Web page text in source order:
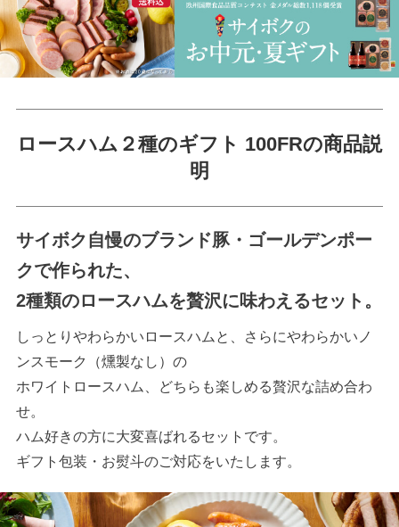
ロースハム２種のギフト 100FRの商品説
明
サイボク自慢のブランド豚・ゴールデンポー
クで作られた、
2種類のロースハムを贅沢に味わえるセット。
しっとりやわらかいロースハムと、さらにやわらかいノ
ンスモーク（燻製なし）の
ホワイトロースハム、どちらも楽しめる贅沢な詰め合わ
せ。
ハム好きの方に大変喜ばれるセットです。
ギフト包装・お熨斗のご対応をいたします。